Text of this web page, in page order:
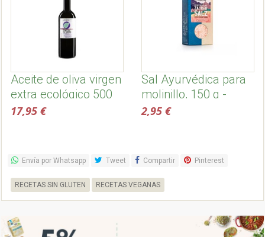
Aceite de oliva virgen
extra ecológico 500
ml, temprano -
17,95 €
Sal Ayurvédica para
molinillo, 150 g -
Sonnentor
2,95 €
Envía por Whatsapp Tweet Compartir Pinterest
RECETAS SIN GLUTEN RECETAS VEGANAS